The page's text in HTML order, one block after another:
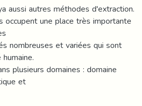
aussi autres méthodes d'extraction.
occupent une place très importante
nombreuses et variées qui sont
plusieurs domaines : domaine
et